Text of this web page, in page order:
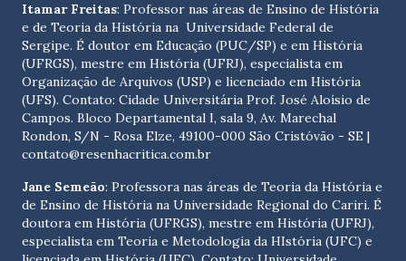
Itamar Freitas: Professor nas áreas de Ensino de História
e de Teoria da História na Universidade Federal de
Sergipe. É doutor em Educação (PUC/SP) e em História
(UFRGS), mestre em História (UFRJ), especialista em
Organização de Arquivos (USP) e licenciado em História
(UFS). Contato: Cidade Universitária Prof. José Aloísio de
Campos. Bloco Departamental I, sala 9, Av. Marechal
Rondon, S/N - Rosa Elze, 49100-000 São Cristóvão - SE |
contato@resenhacritica.com.br
Jane Semeão: Professora nas áreas de Teoria da História e
de Ensino de História na Universidade Regional do Cariri. É
doutora em História (UFRGS), mestre em História (UFRJ),
especialista em Teoria e Metodologia da HIstória (UFC) e